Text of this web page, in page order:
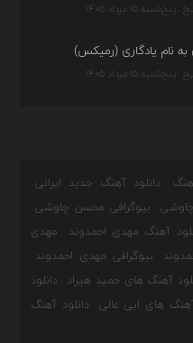
: پنج‌شنبه ۱۵ مرداد ۱۴۰۵
نام یادگاری (رمیکس)
: پنج‌شنبه ۱۵ مرداد ۱۴۰۵
دانلود آهنگ جدید ایرانی
بیوگرافی محسن چاوشی
آهنگ مهدی احمدوند
مهدی
بیوگرافی مهدی احمدوند
آهنگ های حمید هیراد
دانلود
آهنگ های ابی عالی
دانلود آهنگ